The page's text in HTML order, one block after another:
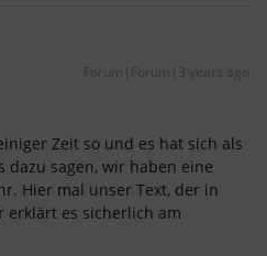
Forum|Forum|3 years ago
Zeit so und es hat sich als
dazu sagen, wir haben eine
Hier mal unser Text, der in
erklärt es sicherlich am